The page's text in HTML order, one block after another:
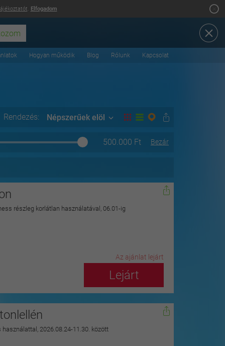
. Elfogadom
Hogyan működik Blog Rólunk Kapcsolat
Rendezés: Népszerűek elöl
Bezár
500.000 Ft
részleg korlátlan használatával, 06.01-ig
Az ajánlat lejárt
Lejárt
2026.08.24-11.30. között